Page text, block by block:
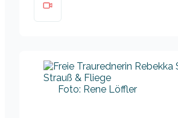
Foto: Rene Löffler